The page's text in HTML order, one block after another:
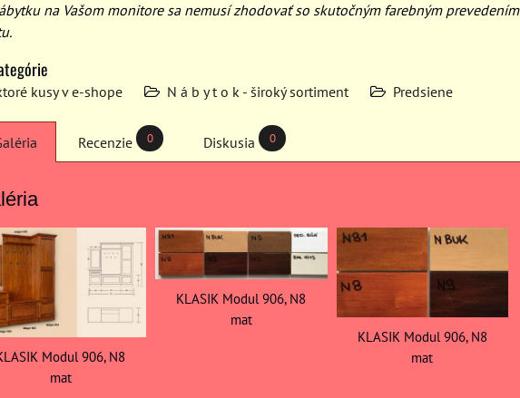
na Vašom monitore sa nemusí zhodovať so skutočným farebným prevedením
kusy v e-shope N á b y t o k - široký sortiment Predsiene
Recenzie 0 Diskusia 0
Modul 906, N8
mat
KLASIK Modul 906, N8
mat
KLASIK Modul 906, N8
mat